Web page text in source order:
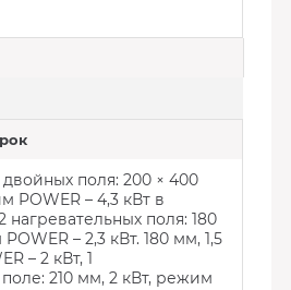
поля: 200 × 400
POWER – 4,3 кВт в
нагревательных поля: 180
– 2,3 кВт. 180 мм, 1,5
– 2 кВт, 1
210 мм, 2 кВт, режим